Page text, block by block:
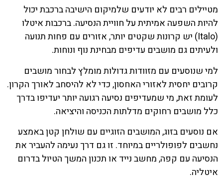
מטיילים רבים לא יודעים שלמיקום הישיבה ברכבת יכול
להיות השפעה אמיתית על חוויית הנסיעה. ברכבות איטלו
(Italo) יש קרונות שקטים יותר, אזורים עם פחות תנועה
ולעיתים גם מושבים עדיפים מבחינת נוף ונוחות.
למי שנוסעים עם מזוודות גדולות מומלץ לבחור מושבים
קרובים יחסית לאזורי האחסון, כדי לא להיסחב לאורך הקרון.
לעומת זאת, מי שמעדיפים נסיעה רגועה יותר יעדיפו בדרך
כלל מושבים רחוקים מדלתות הכניסה והיציאה.
אם נוסעים בזוג, המושבים הזוגיים עם שולחן קטן באמצע
נחשבים לפופולריים במיוחד. זו גם דרך נעימה להעביר את
הנסיעה עם קפה, מחשב נייד או תכנון המשך הטיול בדרום
איטליה.